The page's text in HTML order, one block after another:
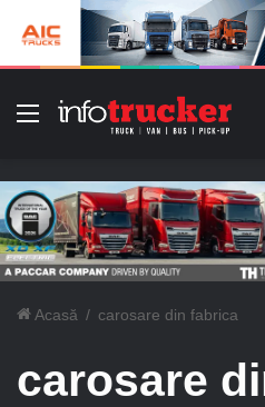
Meniu
Acasă / carosare din fabrica
carosare